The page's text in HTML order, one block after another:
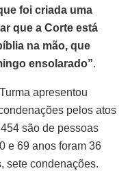
foi criada uma
que a Corte está
na mão, que
ensolarado”.
apresentou
pelos atos
são de pessoas
e 69 anos foram 36
sete condenações.